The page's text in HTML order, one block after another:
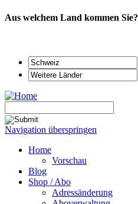
Aus welchem Land kommen Sie?
Navigation überspringen
Home
Vorschau
Blog
Shop / Abo
Adressänderung